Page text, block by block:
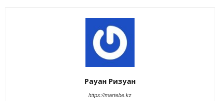
Рауан Ризуан
https://martebe.kz